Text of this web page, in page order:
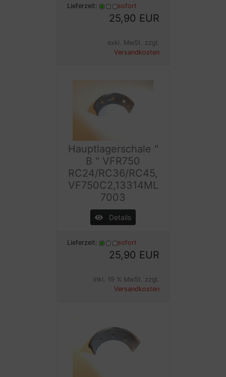
Lieferzeit: sofort
25,90 EUR
exkl. MwSt. zzgl.
Versandkosten
Hauptlagerschale "
B " VFR750
RC24/RC36/RC45,
VF750C2,13314ML
7003
Details
Lieferzeit: sofort
25,90 EUR
inkl. 19 % MwSt. zzgl.
Versandkosten